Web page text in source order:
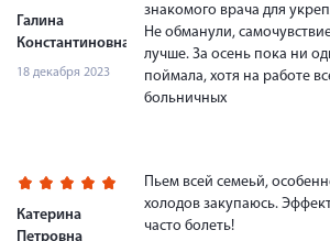
Галина
Константиновна
18 декабря 2023
знакомого врача для
Не обманули,
лучше. За осень пока ни
поймала, хотя на работе
больничных
Катерина
Петровна
Пьем всей семеьй,
холодов закупаюсь.
часто болеть!